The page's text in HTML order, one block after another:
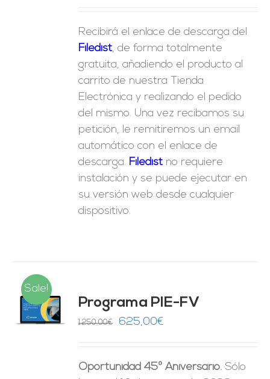
Recibirá el enlace de descarga del
Filedist, de forma totalmente
gratuita, añadiendo el producto al
carrito de nuestra Tienda
Electrónica y realizando el pedido
del mismo. Una vez recibamos su
petición, le remitiremos un email
automático con el enlace de
descarga. Filedist no requiere
instalación y se puede ejecutar en
su versión web desde cualquier
dispositivo.
Sale!
Programa PIE-FV
1.250,00€
El
era:
625,00€
es:
Oportunidad 45º Aniversario. Sólo